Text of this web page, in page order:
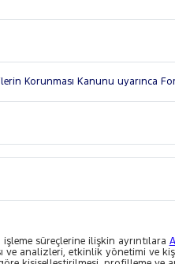
Korunması Kanunu uyarınca
süreçlerine ilişkin ayrıntılara
ve analizleri, etkinlik yönetimi ve